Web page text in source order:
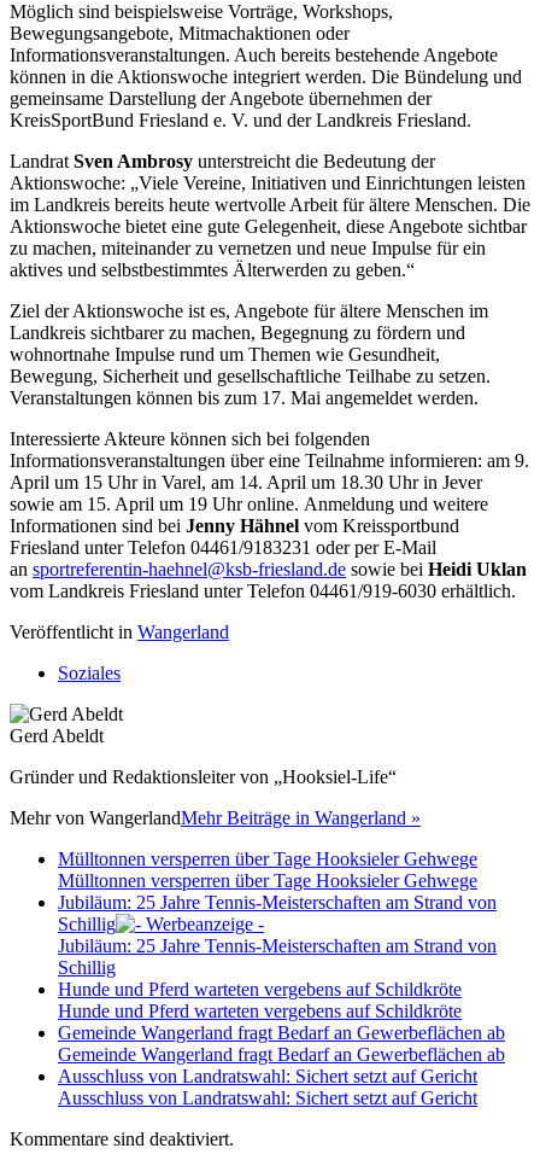
Möglich sind beispielsweise Vorträge, Workshops,
Bewegungsangebote, Mitmachaktionen oder
Informationsveranstaltungen. Auch bereits bestehende Angebote
können in die Aktionswoche integriert werden. Die Bündelung und
gemeinsame Darstellung der Angebote übernehmen der
KreisSportBund Friesland e. V. und der Landkreis Friesland.
LandratSven Ambrosy unterstreicht die Bedeutung der
Aktionswoche: „Viele Vereine, Initiativen und Einrichtungen leisten
im Landkreis bereits heute wertvolle Arbeit für ältere Menschen. Die
Aktionswoche bietet eine gute Gelegenheit, diese Angebote sichtbar
zu machen, miteinander zu vernetzen und neue Impulse für ein
aktives und selbstbestimmtes Älterwerden zu geben.“
Ziel der Aktionswoche ist es, Angebote für ältere Menschen im
Landkreis sichtbarer zu machen, Begegnung zu fördern und
wohnortnahe Impulse rund um Themen wie Gesundheit,
Bewegung, Sicherheit und gesellschaftliche Teilhabe zu setzen.
Veranstaltungen können bis zum 17. Mai angemeldet werden.
Interessierte Akteure können sich bei folgenden
Informationsveranstaltungen über eine Teilnahme informieren: am 9.
April um 15 Uhr in Varel, am 14. April um 18.30 Uhr in Jever
sowie am 15. April um 19 Uhr online. Anmeldung und weitere
Informationen sind bei Jenny Hähnel vom Kreissportbund
Friesland unter Telefon 04461/9183231 oder per E-Mail
an sportreferentin-haehnel@ksb-friesland.de sowie bei Heidi Uklan
vom Landkreis Friesland unter Telefon 04461/919-6030 erhältlich.
Veröffentlicht in Wangerland
Soziales
Gerd Abeldt
Gründer und Redaktionsleiter von „Hooksiel-Life“
Mehr von WangerlandMehr Beiträge in Wangerland »
Mülltonnen versperren über Tage Hooksieler Gehwege
Mülltonnen versperren über Tage Hooksieler Gehwege
Jubiläum: 25 Jahre Tennis-Meisterschaften am Strand von
Schillig
Jubiläum: 25 Jahre Tennis-Meisterschaften am Strand von
Schillig
Hunde und Pferd warteten vergebens auf Schildkröte
Hunde und Pferd warteten vergebens auf Schildkröte
Gemeinde Wangerland fragt Bedarf an Gewerbeflächen ab
Gemeinde Wangerland fragt Bedarf an Gewerbeflächen ab
Ausschluss von Landratswahl: Sichert setzt auf Gericht
Ausschluss von Landratswahl: Sichert setzt auf Gericht
Kommentare sind deaktiviert.